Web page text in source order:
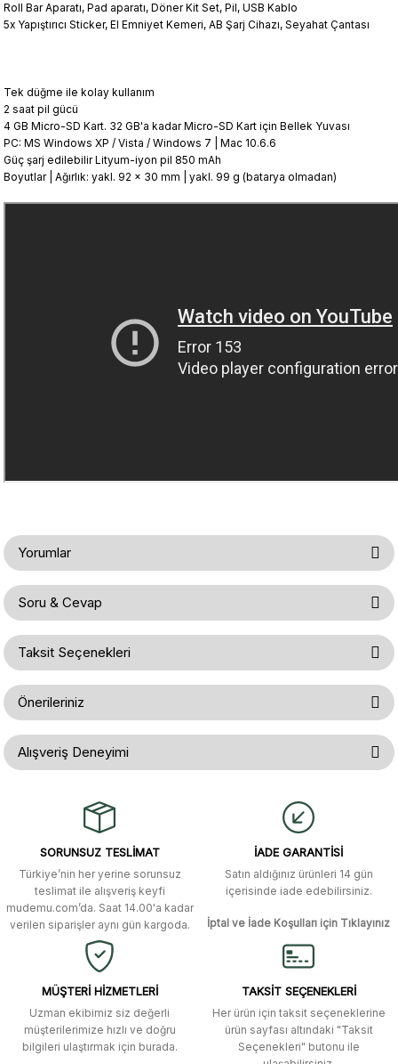
Roll Bar Aparatı, Pad aparatı, Döner Kit Set, Pil, USB Kablo
5x Yapıştırıcı Sticker, El Emniyet Kemeri, AB Şarj Cihazı, Seyahat Çantası
Tek düğme ile kolay kullanım
2 saat pil gücü
4 GB Micro-SD Kart. 32 GB'a kadar Micro-SD Kart için Bellek Yuvası
PC: MS Windows XP / Vista / Windows 7 Mac 10.6.6
Güç şarj edilebilir Lityum-iyon pil 850 mAh
Boyutlar | Ağırlık: yakl. 92 x 30 mm yakl. 99 g (batarya olmadan)
Yorumlar
Bu ürüne ilk yorumu siz yapın!
Yorum Yaz
Soru & Cevap
Ürün hakkında henüz soru sorulmamış.
Soru Sor
Taksit Seçenekleri
Önerileriniz
Bu ürünün fiyat bilgisi, resim, ürün açıklamalarında ve diğer konularda
yetersiz gördüğünüz noktaları öneri formunu kullanarak tarafımıza
iletebilirsiniz.
Ürün resmi kalitesiz, bozuk veya görüntülenemiyor.
Ürün bilgilerinde hatalar bulunuyor.
Ürün fiyatı diğer sitelerden daha pahalı.
Bu ürüne benzer farklı alternatifler olmalı.
Alışveriş Deneyimi
alışverişti. Ürün bir gün sonra elime
ulaştı. Mağaza yetkilileri oldukça
yanıt aldım ve çözüm buldum.
Murat Duman | 17/03/2026
Site güvenilir ve kullanışlı, fakat
kavela ve diğer ahşap aksesuarları
menü seçeneklerinde bulunmuyor,
spesifik olarak "kavela" terimini
aratarak bulunabilir.
M... K... | 12/12/2025
SORUNSUZ TESLİMAT
Türkiye’nin her yerine sorunsuz
teslimat ile alışveriş keyfi
mudemu.com’da. Saat 14.00'a kadar
verilen siparişler aynı gün kargoda.
İADE GARANTİSİ
Satın aldığınız ürünleri 14 gün
içerisinde iade edebilirsiniz.
İptal ve İade Koşulları için Tıklayınız
MÜŞTERİ HİZMETLERİ
Uzman ekibimiz siz değerli
müşterilerimize hızlı ve doğru
bilgileri ulaştırmak için burada.
TAKSİT SEÇENEKLERİ
Her ürün için taksit seçeneklerine
ürün sayfası altındaki "Taksit
Seçenekleri" butonu ile